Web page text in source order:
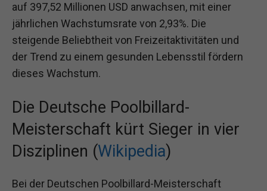
auf 397,52 Millionen USD anwachsen, mit einer
jährlichen Wachstumsrate von 2,93%. Die
steigende Beliebtheit von Freizeitaktivitäten und
der Trend zu einem gesunden Lebensstil fördern
dieses Wachstum.
Die Deutsche Poolbillard-
Meisterschaft kürt Sieger in vier
Disziplinen (Wikipedia)
Bei der Deutschen Poolbillard-Meisterschaft